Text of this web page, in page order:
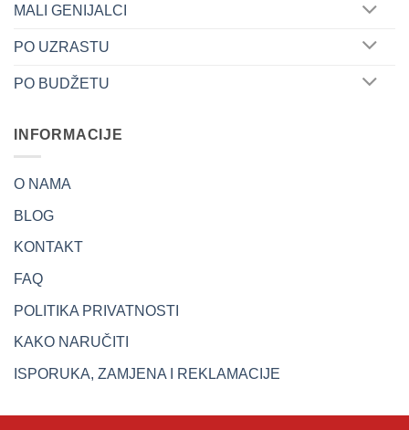
MALI GENIJALCI
PO UZRASTU
PO BUDŽETU
INFORMACIJE
O NAMA
BLOG
KONTAKT
FAQ
POLITIKA PRIVATNOSTI
KAKO NARUČITI
ISPORUKA, ZAMJENA I REKLAMACIJE